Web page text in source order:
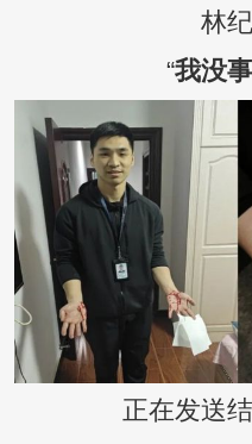
林纪
“我没
正在发送